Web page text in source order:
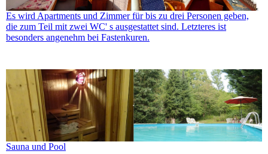
Es wird Apartments und Zimmer für bis zu drei Personen geben,
die zum Teil mit zwei WC' s ausgestattet sind. Letzteres ist
besonders angenehm bei Fastenkuren.
Sauna und Pool